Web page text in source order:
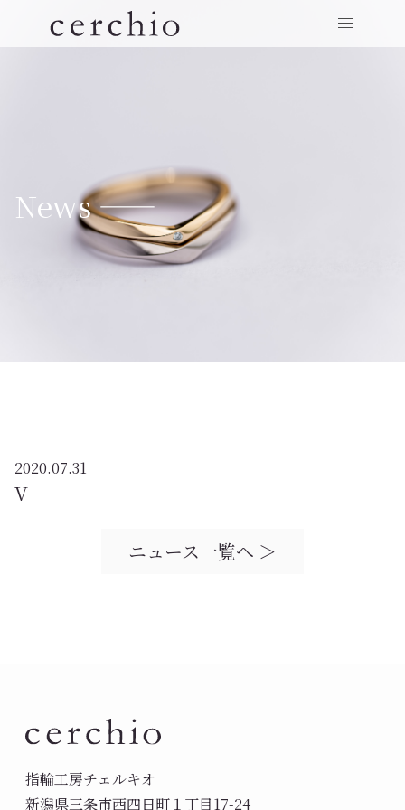
News ——
2020.07.31
V
ニュース一覧へ ＞
指輪工房チェルキオ
新潟県三条市西四日町１丁目17-24